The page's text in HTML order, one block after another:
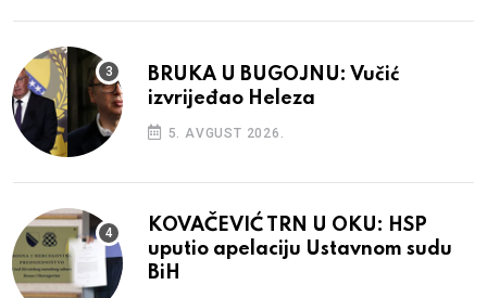
BRUKA U BUGOJNU: Vučić
izvrijeđao Heleza
5. AVGUST 2026.
KOVAČEVIĆ TRN U OKU: HSP
uputio apelaciju Ustavnom sudu
BiH